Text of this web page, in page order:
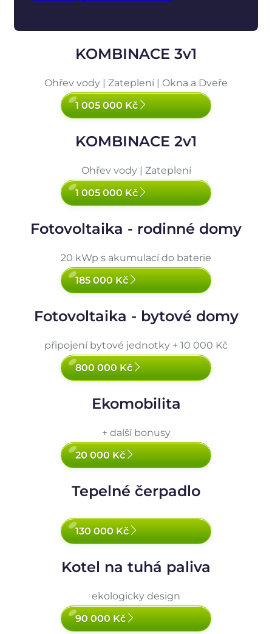
KOMBINACE 3v1
Ohřev vody | Zateplení | Okna a Dveře
1 005 000 Kč
KOMBINACE 2v1
Ohřev vody | Zateplení
1 005 000 Kč
Fotovoltaika - rodinné domy
20 kWp s akumulací do baterie
185 000 Kč
Fotovoltaika - bytové domy
připojení bytové jednotky + 10 000 Kč
800 000 Kč
Ekomobilita
+ další bonusy
20 000 Kč
Tepelné čerpadlo
130 000 Kč
Kotel na tuhá paliva
ekologicky design
90 000 Kč